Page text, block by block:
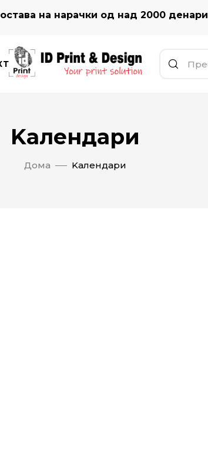
на нарачки од над 2000 денари
Kалендари
Дома Kалендари